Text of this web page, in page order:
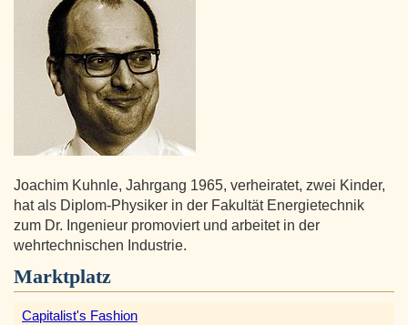
Joachim Kuhnle, Jahrgang 1965, verheiratet, zwei Kinder,
hat als Diplom-Physiker in der Fakultät Energietechnik
zum Dr. Ingenieur promoviert und arbeitet in der
wehrtechnischen Industrie.
Marktplatz
Capitalist's Fashion